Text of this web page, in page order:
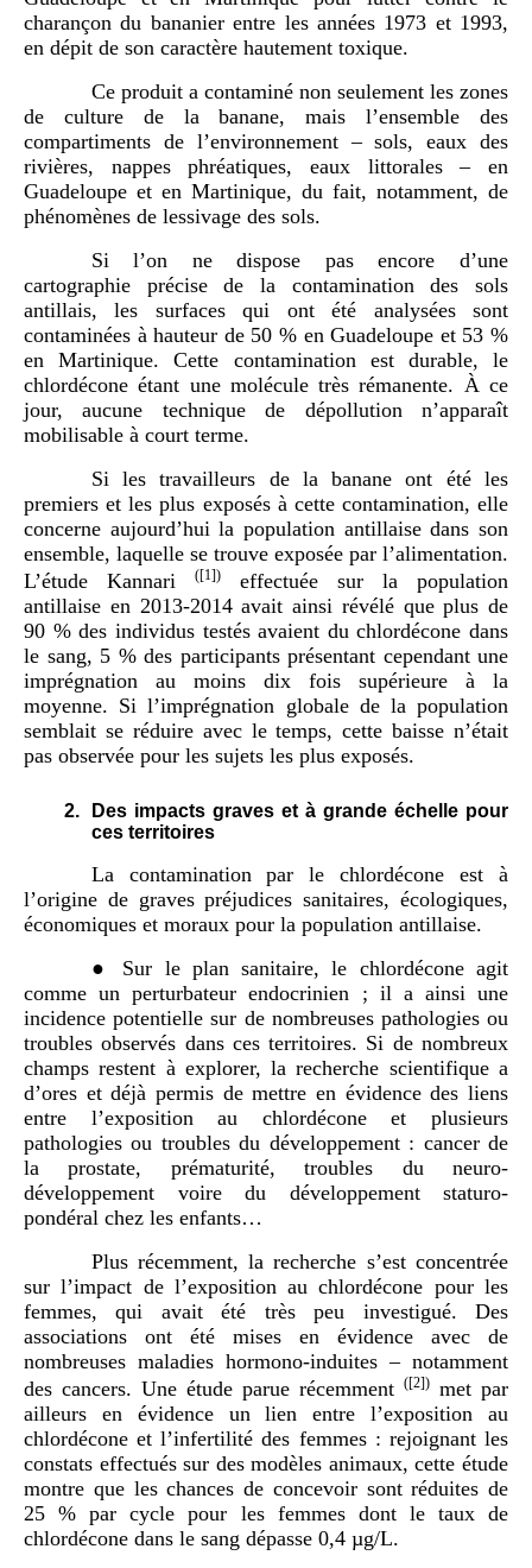
charançon du bananier entre les années 1973 et 1993,
en dépit de son caractère hautement toxique.
Ce produit a contaminé non seulement les zones
de culture de la banane, mais l’ensemble des
compartiments de l’environnement – sols, eaux des
rivières, nappes phréatiques, eaux littorales – en
Guadeloupe et en Martinique, du fait, notamment, de
phénomènes de lessivage des sols.
Si l’on ne dispose pas encore d’une
cartographie précise de la contamination des sols
antillais, les surfaces qui ont été analysées sont
contaminées à hauteur de 50 % en Guadeloupe et 53 %
en Martinique. Cette contamination est durable, le
chlordécone étant une molécule très rémanente. À ce
jour, aucune technique de dépollution n’apparaît
mobilisable à court terme.
Si les travailleurs de la banane ont été les
premiers et les plus exposés à cette contamination, elle
concerne aujourd’hui la population antillaise dans son
ensemble, laquelle se trouve exposée par l’alimentation.
L’étude Kannari
([1])
effectuée sur la population
antillaise en 2013-2014 avait ainsi révélé que plus de
90 % des individus testés avaient du chlordécone dans
le sang, 5 % des participants présentant cependant une
imprégnation au moins dix fois supérieure à la
moyenne. Si l’imprégnation globale de la population
semblait se réduire avec le temps, cette baisse n’était
pas observée pour les sujets les plus exposés.
2.
Des impacts graves et à grande échelle pour
ces territoires
La contamination par le chlordécone est à
l’origine de graves préjudices sanitaires, écologiques,
économiques et moraux pour la population antillaise.
● Sur le plan sanitaire, le chlordécone agit
comme un perturbateur endocrinien ; il a ainsi une
incidence potentielle sur de nombreuses pathologies ou
troubles observés dans ces territoires. Si de nombreux
champs restent à explorer, la recherche scientifique a
d’ores et déjà permis de mettre en évidence des liens
entre l’exposition au chlordécone et plusieurs
pathologies ou troubles du développement : cancer de
la prostate, prématurité, troubles du neuro-
développement voire du développement staturo-
pondéral chez les enfants…
Plus récemment, la recherche s’est concentrée
sur l’impact de l’exposition au chlordécone pour les
femmes, qui avait été très peu investigué. Des
associations ont été mises en évidence avec de
nombreuses maladies hormono-induites – notamment
des cancers. Une étude parue récemment ([2]) met par
ailleurs en évidence un lien entre l’exposition au
chlordécone et l’infertilité des femmes : rejoignant les
constats effectués sur des modèles animaux, cette étude
montre que les chances de concevoir sont réduites de
25 % par cycle pour les femmes dont le taux de
chlordécone dans le sang dépasse 0,4 µg/L.